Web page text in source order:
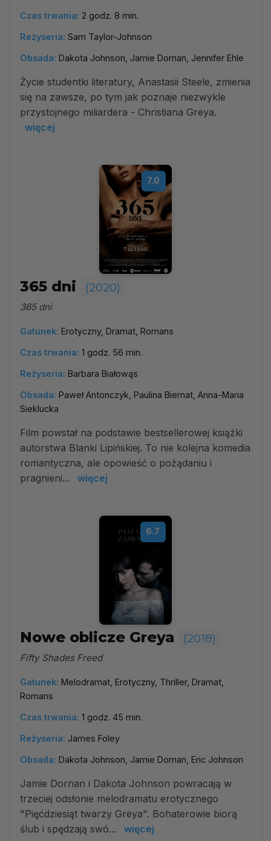
Czas trwania: 2 godz. 8 min.
Reżyseria: Sam Taylor-Johnson
Obsada: Dakota Johnson, Jamie Dornan, Jennifer Ehle
Życie studentki literatury, Anastasii Steele, zmienia
się na zawsze, po tym jak poznaje niezwykle
przystojnego miliardera - Christiana Greya.
więcej
7.0
365 dni (2020)
365 dni
Gatunek: Erotyczny, Dramat, Romans
Czas trwania: 1 godz. 56 min.
Reżyseria: Barbara Białowąs
Obsada: Paweł Antonczyk, Paulina Biernat, Anna-Maria
Sieklucka
Film powstał na podstawie bestsellerowej książki
autorstwa Blanki Lipińskiej. To nie kolejna komedia
romantyczna, ale opowieść o pożądaniu i
pragnieni...
więcej
6.7
Nowe oblicze Greya (2018)
Fifty Shades Freed
Gatunek: Melodramat, Erotyczny, Thriller, Dramat,
Romans
Czas trwania: 1 godz. 45 min.
Reżyseria: James Foley
Obsada: Dakota Johnson, Jamie Dornan, Eric Johnson
Jamie Dornan i Dakota Johnson powracają w
trzeciej odsłonie melodramatu erotycznego
"Pięćdziesiąt twarzy Greya". Bohaterowie biorą
ślub i spędzają swó...
więcej